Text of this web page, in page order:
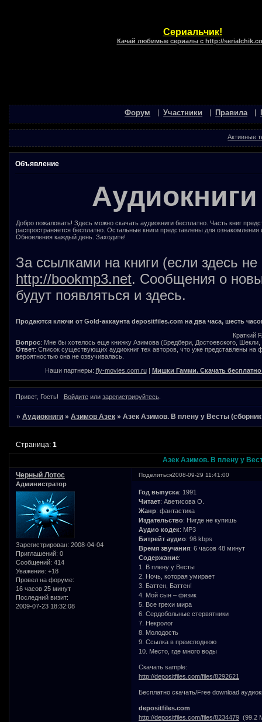
Сериальчик!
Качай любимые сериалы с http://
Форум Участники Правила
Активные
Объявление
Добро пожаловать! Здесь можно скачать аудиокниги бесплатно. Часть книг
распространяется бесплатно. Остальные книги представлены для
Обновления каждый день. Заходите!
За ссылками на книги (если здесь
http://bookmp3.net. Сообщения о
будут появляться и здесь.
Продаются ключи от Gold-аккаунта depositfiles.com на два часа, шесть
Краткий
Вопрос: Мне бы хотелось еще книжку Азимова (Бредбери, Достоевского, Шекли,
Ответ: Список существующих аудиокниг тех авторов, что уже представлены на
вероятностью она не озвучивалась.
Наши партнеры: fly-movies.com.ru| Мишки Гамми. Скачать
Привет, Гость! Войдитеили зарегистрируйтесь.
»Аудиокниги »Азимов Азек »Азек Азимов. В плену у Весты (сборник
Азек Азимов. В плену у
Страница:1
Поделиться2008-09-29 11:41:00
Черный Лотос
Администратор
Зарегистрирован: 2008-04-04
Приглашений: 0
Сообщений: 414
Уважение: +18
Провел на форуме:
16 часов 25 минут
Последний визит:
2009-07-23 18:32:08
Год выпуска: 1991
Читает: Аветисова О.
Жанр: фантастика
Издательство: Нигде не купишь
Аудио кодек: MP3
Битрейт аудио: 96 kbps
Время звучания: 6 часов 48 минут
Содержание:
1. В плену у Весты
2. Ночь, которая умирает
3. Баттен, Баттен!
4. Мой сын – физик
5. Все грехи мира
6. Сердобольные стервятники
7. Некролог
8. Молодость
9. Ссылка в преисподнюю
10. Место, где много воды
Скачать sample:
http://depositfiles.com/files/8292621
Бесплатно скачать/Free download
depositfiles.com
http://depositfiles.com/files/8234479 (99.2